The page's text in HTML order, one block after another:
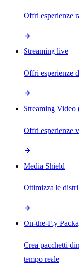
Offri esperienze
Streaming live
Offri esperienze
Streaming Video
Offri esperienze
Media Shield
Ottimizza le
On-the-Fly
Crea pacchetti
tempo reale